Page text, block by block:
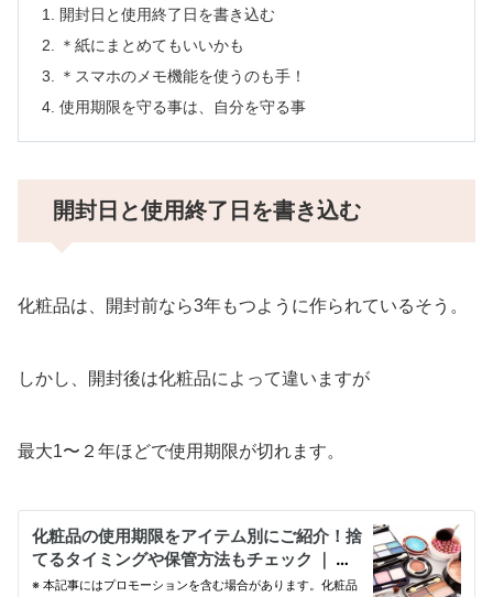
開封日と使用終了日を書き込む
＊紙にまとめてもいいかも
＊スマホのメモ機能を使うのも手！
使用期限を守る事は、自分を守る事
開封日と使用終了日を書き込む
化粧品は、開封前なら3年もつように作られているそう。
しかし、開封後は化粧品によって違いますが
最大1〜２年ほどで使用期限が切れます。